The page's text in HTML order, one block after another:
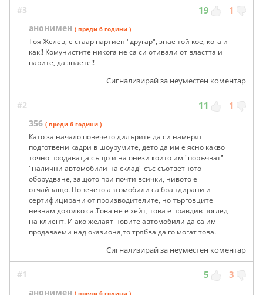
#3 19 1
анонимен ( преди 6 години )
Тоя Желев, е стаар партиен "другар", знае той кое, кога и
как!! Комунистите никога не са си отивали от властта и
парите, да знаете!!
Сигнализирай за неуместен коментар
#2 11 1
356 ( преди 6 години )
Като за начало повечето дилърите да си намерят
подготвени кадри в шоурумите, дето да им е ясно какво
точно продават,а също и на онези които им "поръчват"
"налични автомобили на склад" със съответното
оборудване, защото при почти всички, нивото е
отчайващо. Повечето автомобили са брандирани и
сертифицирани от производителите, но търговците
незнам доколко са.Това не е хейт, това е правдив поглед
на клиент. И ако желаят новите автомобили да са им
продаваеми над оказиона,то трябва да го могат това.
Сигнализирай за неуместен коментар
#1 5 3
анонимен